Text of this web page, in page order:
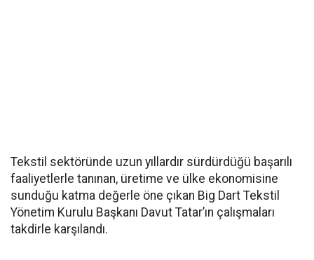
Tekstil sektöründe uzun yıllardır sürdürdüğü başarılı
faaliyetlerle tanınan, üretime ve ülke ekonomisine
sunduğu katma değerle öne çıkan Big Dart Tekstil
Yönetim Kurulu Başkanı Davut Tatar’ın çalışmaları
takdirle karşılandı.